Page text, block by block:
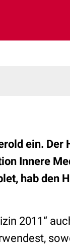
ein. Der
Innere
hab den
2011“